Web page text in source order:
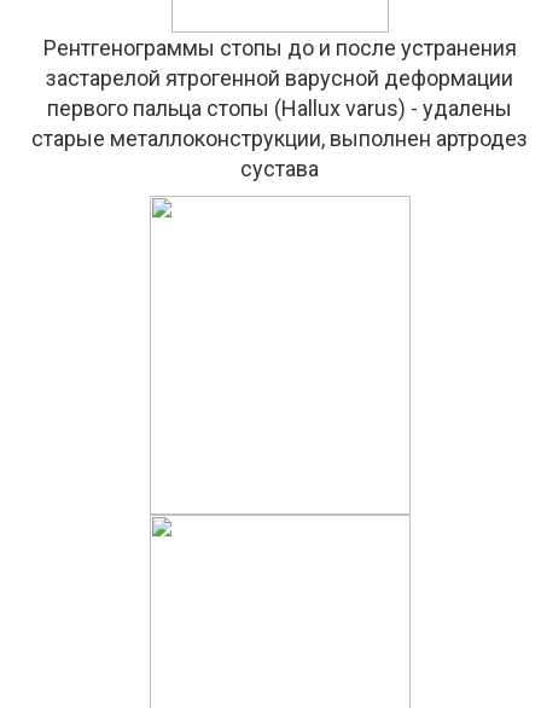
Рентгенограммы стопы до и после устранения
застарелой ятрогенной варусной деформации
первого пальца стопы (Hallux varus) - удалены
старые металлоконструкции, выполнен артродез
сустава